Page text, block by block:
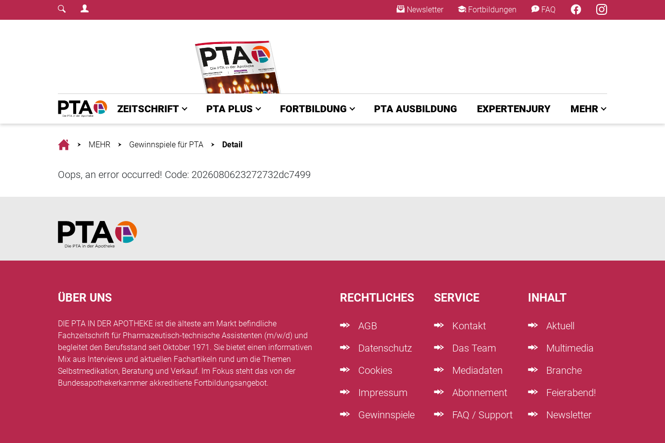
Login Menu Newsletter Fortbildungen FAQ
Home
ZEITSCHRIFT PTA PLUS FORTBILDUNG PTA AUSBILDUNG EXPERTENJURY MEHR
HomeMEHR Gewinnspiele für PTA Detail
Oops, an error occurred! Code: 2026080623272732dc7499
Home
ÜBER UNS
DIE PTA IN DER APOTHEKE ist die älteste am Markt befindliche
Fachzeitschrift für Pharmazeutisch-technische Assistenten (m/w/d) und
begleitet den Berufsstand seit Oktober 1971. Sie bietet einen informativen
Mix aus Interviews und aktuellen Fachartikeln rund um die Themen
Selbstmedikation, Beratung und Verkauf. Im Fokus steht das von der
Bundesapothekerkammer akkreditierte Fortbildungsangebot.
RECHTLICHES
AGB
Datenschutz
Cookies
Impressum
Gewinnspiele
SERVICE
Kontakt
Das Team
Mediadaten
Abonnement
FAQ / Support
INHALT
Aktuell
Multimedia
Branche
Feierabend!
Newsletter
×